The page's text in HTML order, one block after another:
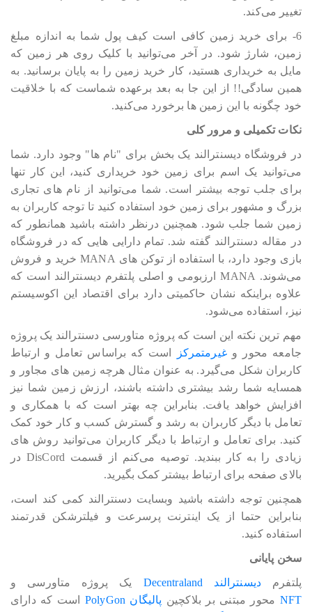
تغییر می‎‎‎‎‎‎کند.
6- برای خرید زمین کافی است کیف پول شما به اندازه مبلغ
زمین، شارژ شود. در آخر می‎‎‎‎‎‎توانید با کلیک روی هر زمین که
مایل به خریداری هستید، کار خرید زمین را به پایان برسانید. به
همین سادگی!! از این جا به بعد برعهده شماست که با خلاقیت
خود چگونه با این زمین ها برخورد می‎‎‎‎‎‎کنید.
نکات تکمیلی و مرور کلی
در فروشگاه دیسنترالند یک بخش برای "نام ها" وجود دارد. شما
می‎‎‎‎‎‎توانید یک اسم برای زمین خود خریداری کنید، این کار تنها
برای جلب توجه بیشتر است. شما می‎‎‎‎‎‎توانید از نام های تجاری
بزرگ و مشهور برای زمین خود استفاده کنید تا توجه کاربران به
زمین شما جلب شود. همچنین درنظر داشته باشید همانطور که
در مقاله دسنترالند گفته شد. تمام دارایی هایی که در فروشگاه
بازی وجود دارد، با استفاده از توکن های MANA خرید و فروش
می‎‎‎‎‎‎شوند. MANA ارزبومی و اصلی پلتفرم دیسنترالند است که
علاوه براینکه نشان حاکمیتی دارد برای اقتصاد این اکوسیستم
نیز، استفاده می‎‎‎‎‎‎شود.
مهم ترین نکته این است که پروژه متاورسی دسنترالند یک پروژه
جامعه محور وغیرمتمرکز
است که براساس تعامل و ارتباط
کاربران شکل می‎‎‎‎‎‎گیرد. به عنوان مثال هرچه زمین های مجاور و
همسایه شما رشد بیشتری داشته باشند، ارزش زمین شما نیز
افزایش خواهد یافت. بنابراین چه بهتر است که با همکاری و
تعامل با دیگر کاربران به رشد و گسترش کسب و کار خود کمک
کنید. برای تعامل و ارتباط با دیگر کاربران می‎‎‎‎‎‎توانید روش های
زیادی را به کار ببندید. توصیه می‎‎‎‎‎‎کنم از قسمت DisCord در
بالای صفحه برای ارتباط بیشتر کمک بگیرید.
همچنین توجه داشته باشید وبسایت دسنترالند کمی کند است،
بنابراین حتما از یک اینترنت پرسرعت و فیلترشکن قدرتمند
استفاده کنید.
سخن پایانی
پلتفرم دیسنترالند Decentraland
یک پروژه متاورسی و
NFT محور مبتنی بر بلاکچین پالیگان PolyGon
است که دارای